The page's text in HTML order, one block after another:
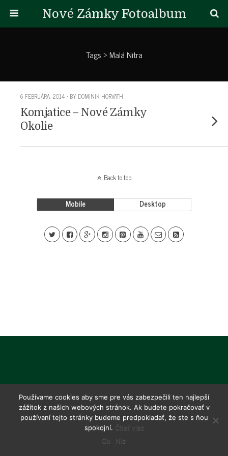
Nové Zámky Fotoalbum
Tags › Malá Nitra
6 FEBRUÁRA, 2014 • BY DOMINIK HORVATH
Komjatice – Nové Zámky
Okolie
Back to top
Mobile Desktop
Používame cookies aby sme pre vás zabezpečili ten najlepší
zážitok z našich webových stránok. Ak budete pokračovať v
používaní tejto stránky budeme predpokladať, že ste s ňou
spokojní. Čítať viac
Ok
Nie